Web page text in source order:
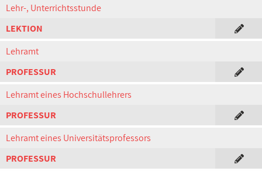
Lehr-, Unterrichtsstunde
LEKTION
Lehramt
PROFESSUR
Lehramt eines Hochschullehrers
PROFESSUR
Lehramt eines Universitätsprofessors
PROFESSUR